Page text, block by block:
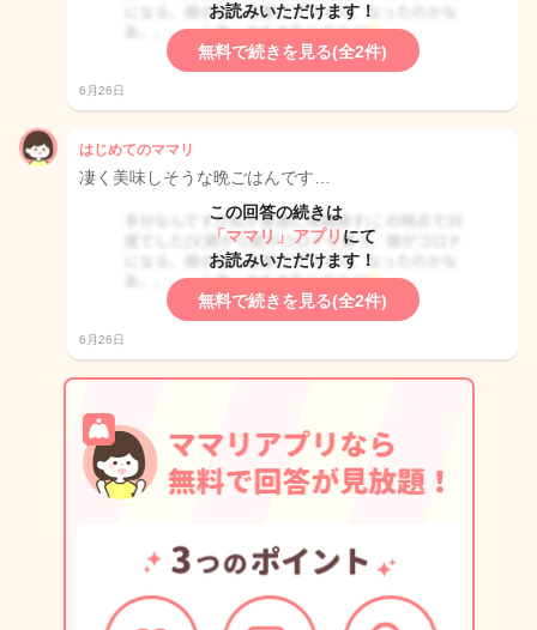
お読みいただけます！
無料で続きを見る(全2件)
6月26日
はじめてのママリ
凄く美味しそうな晩ごはんです…
この回答の続きは
「ママリ」アプリ にて
お読みいただけます！
無料で続きを見る(全2件)
6月26日